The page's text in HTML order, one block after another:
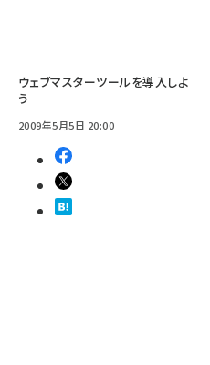
ウェブマスターツールを導入しよ
う
2009年5月5日 20:00